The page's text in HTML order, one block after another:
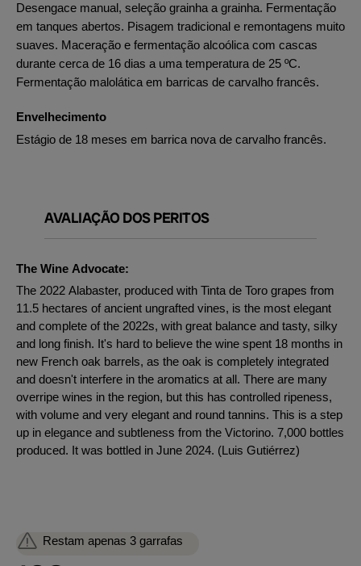
Desengace manual, seleção grainha a grainha. Fermentação
em tanques abertos. Pisagem tradicional e remontagens muito
suaves. Maceração e fermentação alcoólica com cascas
durante cerca de 16 dias a uma temperatura de 25 ºC.
Fermentação malolática em barricas de carvalho francês.
Envelhecimento
Estágio de 18 meses em barrica nova de carvalho francês.
AVALIAÇÃO DOS PERITOS
The Wine Advocate:
The 2022 Alabaster, produced with Tinta de Toro grapes from
11.5 hectares of ancient ungrafted vines, is the most elegant
and complete of the 2022s, with great balance and tasty, silky
and long finish. It's hard to believe the wine spent 18 months in
new French oak barrels, as the oak is completely integrated
and doesn't interfere in the aromatics at all. There are many
overripe wines in the region, but this has controlled ripeness,
with volume and very elegant and round tannins. This is a step
up in elegance and subtleness from the Victorino. 7,000 bottles
produced. It was bottled in June 2024. (Luis Gutiérrez)
Restam apenas 3 garrafas